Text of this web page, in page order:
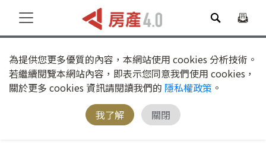
為提供您更多優質的內容，本網站使用 cookies 分析技術。
若繼續閱覽本網站內容，即表示您同意我們使用 cookies，
關於更多 cookies 資訊請閱讀我們的 隱私權政策 。
我了解
關閉